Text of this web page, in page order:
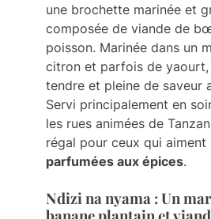
une brochette marinée et
composée de viande de
poisson. Marinée dans un
citron et parfois de
tendre et pleine de saveur
Servi principalement en
les rues animées de
régal pour ceux qui aiment
parfumées aux épices.
Ndizi na nyama : Un